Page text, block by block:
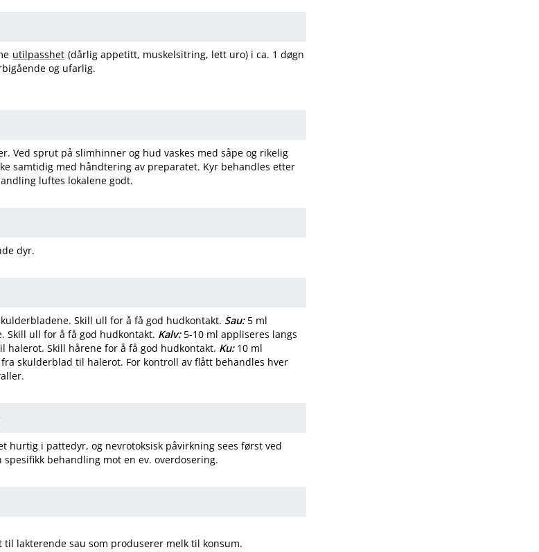
utilpasshet (dårlig appetitt, muskelsitring, lett uro) i ca. 1 døgn
og ufarlig.
Ved sprut på slimhinner og hud vaskes med såpe og rikelig
samtidig med håndtering av preparatet. Kyr behandles etter
luftes lokalene godt.
dyr.
Skill ull for å få god hudkontakt. Sau:5 ml
Skill ull for å få god hudkontakt. Kalv:5-10 ml appliseres langs
Skill hårene for å få god hudkontakt. Ku:10 ml
skulderblad til halerot. For kontroll av flått behandles hver
hurtig i pattedyr, og nevrotoksisk påvirkning sees først ved
behandling mot en ev. overdosering.
lakterende sau som produserer melk til konsum.